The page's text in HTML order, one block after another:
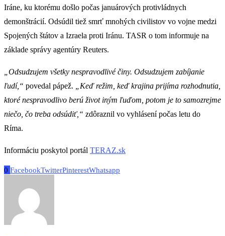
Iráne, ku ktorému došlo počas januárových protivládnych
demonštrácií. Odsúdil tiež smrť mnohých civilistov vo vojne medzi
Spojených štátov a Izraela proti Iránu. TASR o tom informuje na
základe správy agentúry Reuters.
„Odsudzujem všetky nespravodlivé činy. Odsudzujem zabíjanie
ľudí,“ povedal pápež.
„Keď režim, keď krajina prijíma rozhodnutia,
ktoré nespravodlivo berú život iným ľuďom, potom je to samozrejme
niečo, čo treba odsúdiť,“ zdôraznil vo vyhlásení počas letu do
Ríma.
Informáciu poskytol portál TERAZ.sk
0 FacebookTwitterPinterestWhatsapp